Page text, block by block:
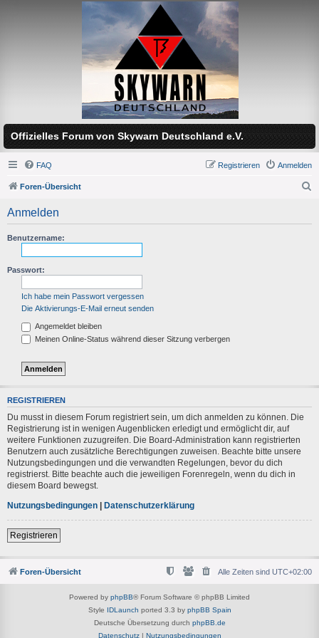
Offizielles Forum von Skywarn Deutschland e.V.
FAQ Anmelden
Registrieren
Foren-Übersicht
Anmelden
Benutzername:
Passwort:
Ich habe mein Passwort vergessen
Die Aktivierungs-E-Mail erneut senden
Angemeldet bleiben
Meinen Online-Status während dieser Sitzung verbergen
REGISTRIEREN
Du musst in diesem Forum registriert sein, um dich anmelden zu können. Die
Registrierung ist in wenigen Augenblicken erledigt und ermöglicht dir, auf
weitere Funktionen zuzugreifen. Die Board-Administration kann registrierten
Benutzern auch zusätzliche Berechtigungen zuweisen. Beachte bitte unsere
Nutzungsbedingungen und die verwandten Regelungen, bevor du dich
registrierst. Bitte beachte auch die jeweiligen Forenregeln, wenn du dich in
diesem Board bewegst.
Nutzungsbedingungen | Datenschutzerklärung
Registrieren
Foren-Übersicht Alle Zeiten sind UTC+02:00
Powered by phpBB® Forum Software © phpBB Limited
Style IDLaunch ported 3.3 by phpBB Spain
Deutsche Übersetzung durch phpBB.de
Datenschutz| Nutzungsbedingungen